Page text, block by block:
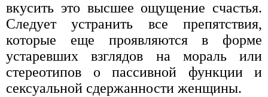
вкусить это высшее ощущение счастья.
Следует устранить все препятствия,
которые еще проявляются в форме
устаревших взглядов на мораль или
стереотипов о пассивной функции и
сексуальной сдержанности женщины.